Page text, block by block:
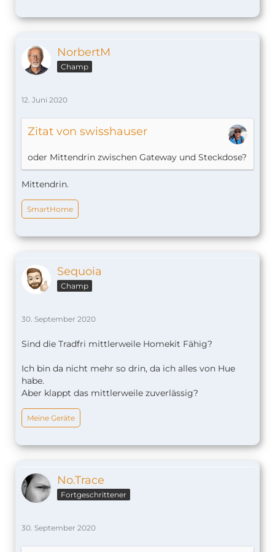
NorbertM
Champ
12. Juni 2020
Zitat von swisshauser
oder Mittendrin zwischen Gateway und Steckdose?
Mittendrin.
SmartHome
Sequoia
Champ
30. September 2020
Sind die Tradfri mittlerweile Homekit Fähig?
Ich bin da nicht mehr so drin, da ich alles von Hue
habe.
Aber klappt das mittlerweile zuverlässig?
Meine Geräte
No.Trace
Fortgeschrittener
30. September 2020